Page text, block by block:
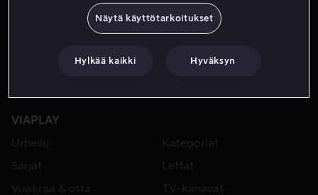
VIAPLAY
Urheilu
Kategoriat
Sarjat
Leffat
Vuokraa & osta
TV-kanavat
Näytä käyttötarkoitukset
Hylkää kaikki Hyväksyn